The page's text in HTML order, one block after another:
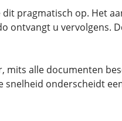
dit pragmatisch op. Het
ontvangt u vervolgens.
mits alle documenten
snelheid onderscheidt